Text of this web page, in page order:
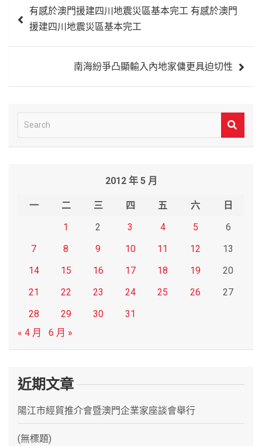
章
有感於澳門援建四川地震災區基本完工 有感於澳門
援建四川地震災區基本完工
南海紛爭凸顯輸入內地家傭更具迫切性
e
2012 年 5 月
一 二 三 四 五 六
日
1
2 3 4 5
6
7
8 9 10 11 12
13
14
15 16 17 18 19
20
21
22 23 24 25 26
27
28
29 30
31
« 4 月
6 月 »
近期文章
陽江市經貿推介會暨澳門企業家座談會舉行
(無標題)